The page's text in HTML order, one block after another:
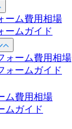
ーム費用相場
ームガイド
ォーム費用相場
ォームガイド
ム費用相場
ムガイド